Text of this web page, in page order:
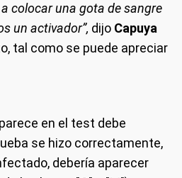
colocar una gota de sangre
un activador”, dijo Capuya
tal como se puede apreciar
en el test debe
se hizo correctamente,
debería aparecer